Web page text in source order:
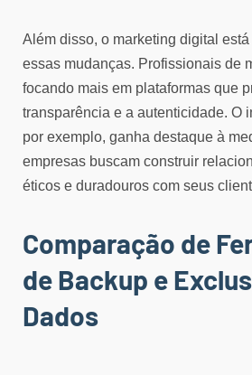
Além disso, o marketing digital
essas mudanças. Profissionais de
focando mais em plataformas que
transparência e a autenticidade. O
por exemplo, ganha destaque à
empresas buscam construir
éticos e duradouros com seus
Comparação de
de Backup e
Dados